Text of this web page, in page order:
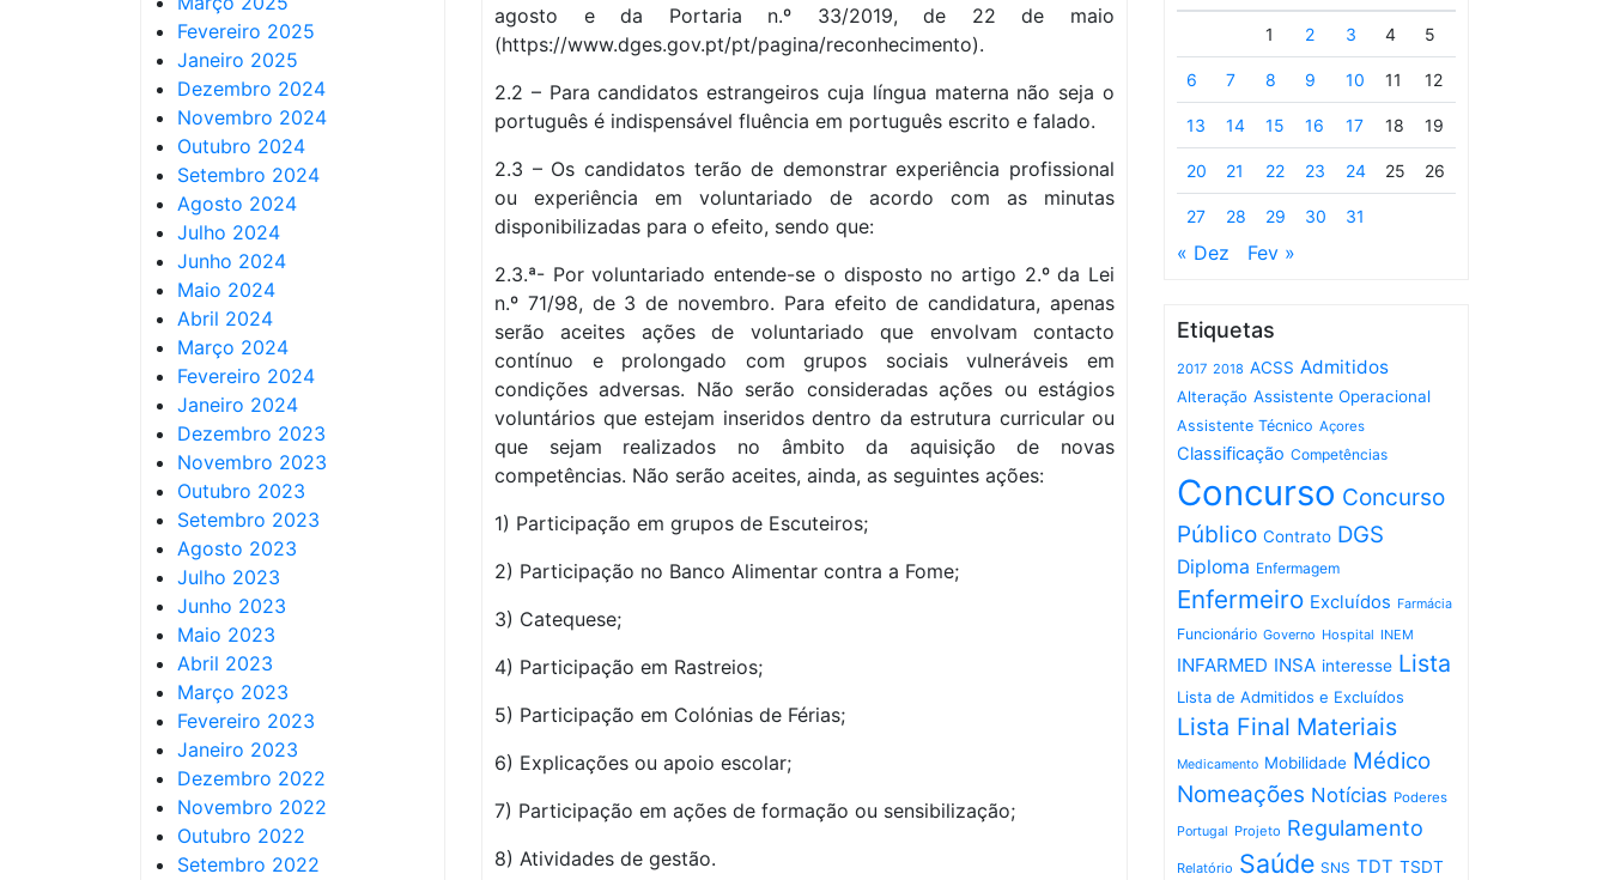
Fevereiro 2025
Janeiro 2025
Dezembro 2024
Novembro 2024
Outubro 2024
Setembro 2024
Agosto 2024
Julho 2024
Junho 2024
Maio 2024
Abril 2024
Março 2024
Fevereiro 2024
Janeiro 2024
Dezembro 2023
Novembro 2023
Outubro 2023
Setembro 2023
Agosto 2023
Julho 2023
Junho 2023
Maio 2023
Abril 2023
Março 2023
Fevereiro 2023
Janeiro 2023
Dezembro 2022
Novembro 2022
Outubro 2022
Setembro 2022
agosto e da Portaria n.º 33/2019, de 22 de maio
(https://www.dges.gov.pt/pt/pagina/reconhecimento).
2.2 – Para candidatos estrangeiros cuja língua materna não seja o
português é indispensável fluência em português escrito e falado.
2.3 – Os candidatos terão de demonstrar experiência profissional
ou experiência em voluntariado de acordo com as minutas
disponibilizadas para o efeito, sendo que:
2.3.ª- Por voluntariado entende-se o disposto no artigo 2.º da Lei
n.º 71/98, de 3 de novembro. Para efeito de candidatura, apenas
serão aceites ações de voluntariado que envolvam contacto
contínuo e prolongado com grupos sociais vulneráveis em
condições adversas. Não serão consideradas ações ou estágios
voluntários que estejam inseridos dentro da estrutura curricular ou
que sejam realizados no âmbito da aquisição de novas
competências. Não serão aceites, ainda, as seguintes ações:
1) Participação em grupos de Escuteiros;
2) Participação no Banco Alimentar contra a Fome;
3) Catequese;
4) Participação em Rastreios;
5) Participação em Colónias de Férias;
6) Explicações ou apoio escolar;
7) Participação em ações de formação ou sensibilização;
8) Atividades de gestão.
1 2 3 4 5
6 7 8 9 10 11 12
13 14 15 16 17 18 19
20 21 22 23 24 25 26
27 28 29 30 31
« Dez Fev »
Etiquetas
2017 2018 ACSS Admitidos
Alteração Assistente Operacional
Assistente Técnico Açores
Classificação Competências
Concurso Concurso
Público Contrato DGS
Diploma Enfermagem
Enfermeiro Excluídos Farmácia
Funcionário Governo Hospital INEM
INFARMED INSA interesse Lista
Lista de Admitidos e Excluídos
Lista Final Materiais
Medicamento Mobilidade Médico
Nomeações Notícias Poderes
Portugal Projeto Regulamento
Relatório Saúde SNS TDT TSDT